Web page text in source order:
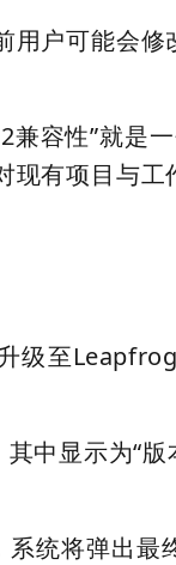
户可能会
容性”就是
有项目与
级至
中显示为“版
统将弹出